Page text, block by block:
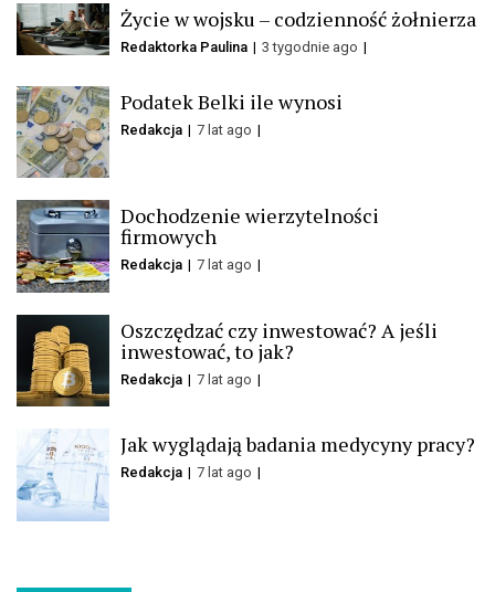
Życie w wojsku – codzienność żołnierza
Redaktorka Paulina 3 tygodnie ago
Podatek Belki ile wynosi
Redakcja 7 lat ago
Dochodzenie wierzytelności
firmowych
Redakcja 7 lat ago
Oszczędzać czy inwestować? A jeśli
inwestować, to jak?
Redakcja 7 lat ago
Jak wyglądają badania medycyny pracy?
Redakcja 7 lat ago